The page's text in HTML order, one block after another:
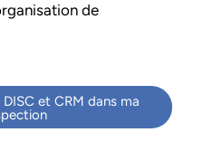
de
et CRM dans ma